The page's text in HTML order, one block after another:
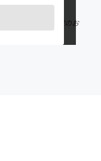
んなでできる地球のお